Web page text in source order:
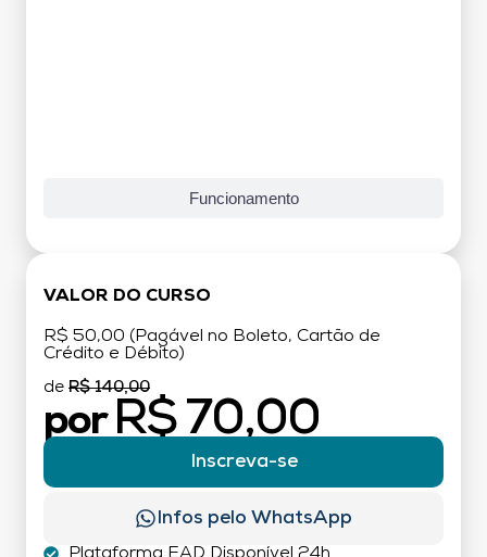
Funcionamento
VALOR DO CURSO
R$ 50,00 (Pagável no Boleto, Cartão de
Crédito e Débito)
de R$ 140,00
por R$ 70,00
Inscreva-se
Infos pelo WhatsApp